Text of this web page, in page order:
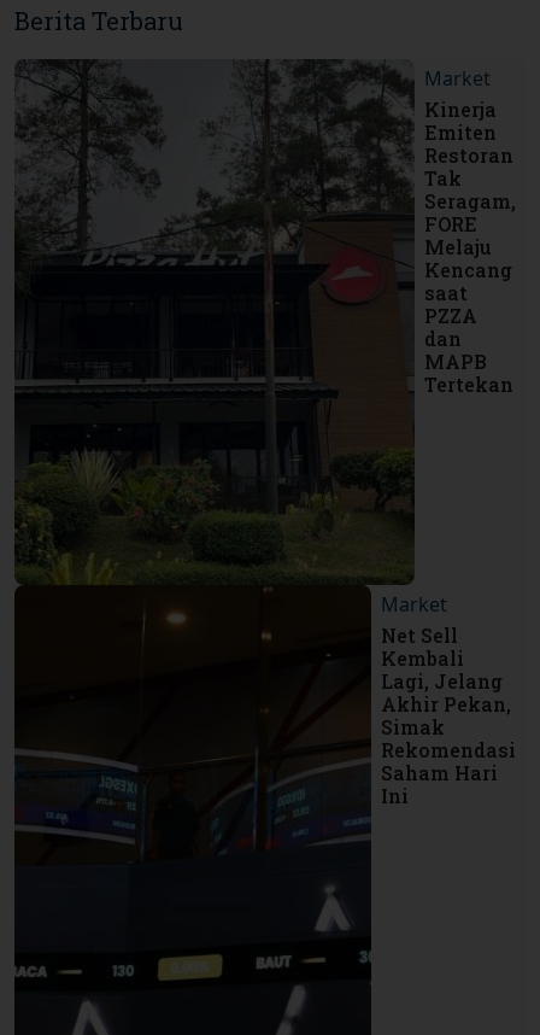
Berita Terbaru
Market
Kinerja
Emiten
Restoran
Tak
Seragam,
FORE
Melaju
Kencang
saat
PZZA
dan
MAPB
Tertekan
Market
Net Sell
Kembali
Lagi, Jelang
Akhir Pekan,
Simak
Rekomendasi
Saham Hari
Ini